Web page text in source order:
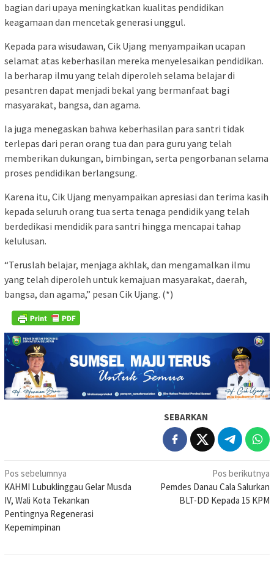
bagian dari upaya meningkatkan kualitas pendidikan
keagamaan dan mencetak generasi unggul.
Kepada para wisudawan, Cik Ujang menyampaikan ucapan
selamat atas keberhasilan mereka menyelesaikan pendidikan.
Ia berharap ilmu yang telah diperoleh selama belajar di
pesantren dapat menjadi bekal yang bermanfaat bagi
masyarakat, bangsa, dan agama.
Ia juga menegaskan bahwa keberhasilan para santri tidak
terlepas dari peran orang tua dan para guru yang telah
memberikan dukungan, bimbingan, serta pengorbanan selama
proses pendidikan berlangsung.
Karena itu, Cik Ujang menyampaikan apresiasi dan terima kasih
kepada seluruh orang tua serta tenaga pendidik yang telah
berdedikasi mendidik para santri hingga mencapai tahap
kelulusan.
“Teruslah belajar, menjaga akhlak, dan mengamalkan ilmu
yang telah diperoleh untuk kemajuan masyarakat, daerah,
bangsa, dan agama,” pesan Cik Ujang. (*)
SEBARKAN
Navigasi
pos
Pos sebelumnya
KAHMI Lubuklinggau Gelar Musda
IV, Wali Kota Tekankan
Pentingnya Regenerasi
Kepemimpinan
Pos berikutnya
Pemdes Danau Cala Salurkan
BLT-DD Kepada 15 KPM